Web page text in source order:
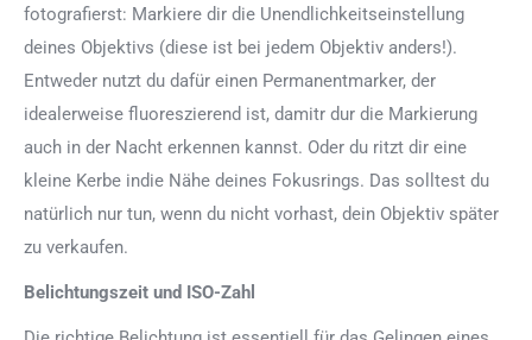
fotografierst: Markiere dir die Unendlichkeitseinstellung
deines Objektivs (diese ist bei jedem Objektiv anders!).
Entweder nutzt du dafür einen Permanentmarker, der
idealerweise fluoreszierend ist, damitr dur die Markierung
auch in der Nacht erkennen kannst. Oder du ritzt dir eine
kleine Kerbe indie Nähe deines Fokusrings. Das solltest du
natürlich nur tun, wenn du nicht vorhast, dein Objektiv später
zu verkaufen.
Belichtungszeit und ISO-Zahl